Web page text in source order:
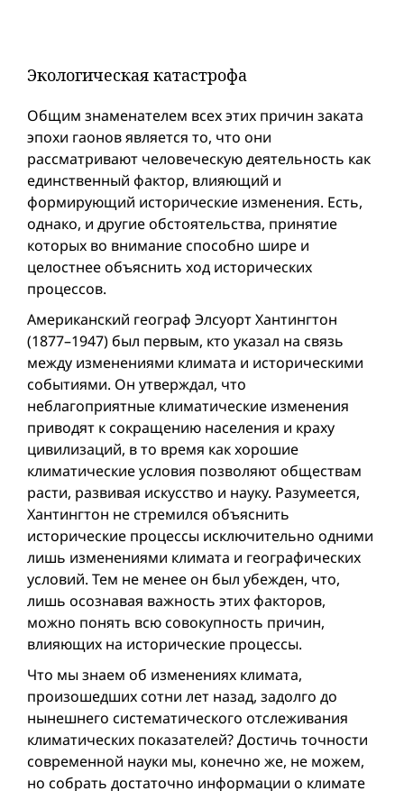
Экологическая катастрофа
Общим знаменателем всех этих причин заката
эпохи гаонов является то, что они
рассматривают человеческую деятельность как
единственный фактор, влияющий и
формирующий исторические изменения. Есть,
однако, и другие обстоятельства, принятие
которых во внимание способно шире и
целостнее объяснить ход исторических
процессов.
Американский географ Элсуорт Хантингтон
(1877–1947) был первым, кто указал на связь
между изменениями климата и историческими
событиями. Он утверждал, что
неблагоприятные климатические изменения
приводят к сокращению населения и краху
цивилизаций, в то время как хорошие
климатические условия позволяют обществам
расти, развивая искусство и науку. Разумеется,
Хантингтон не стремился объяснить
исторические процессы исключительно одними
лишь изменениями климата и географических
условий. Тем не менее он был убежден, что,
лишь осознавая важность этих факторов,
можно понять всю совокупность причин,
влияющих на исторические процессы.
Что мы знаем об изменениях климата,
произошедших сотни лет назад, задолго до
нынешнего систематического отслеживания
климатических показателей? Достичь точности
современной науки мы, конечно же, не можем,
но собрать достаточно информации о климате